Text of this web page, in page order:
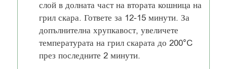
слой в долната част на втората кошница на
грил скара. Гответе за 12-15 минути. За
допълнителна хрупкавост, увеличете
температурата на грил скарата до 200°C
през последните 2 минути.